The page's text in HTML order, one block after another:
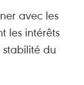
avec les
les intérêts
du